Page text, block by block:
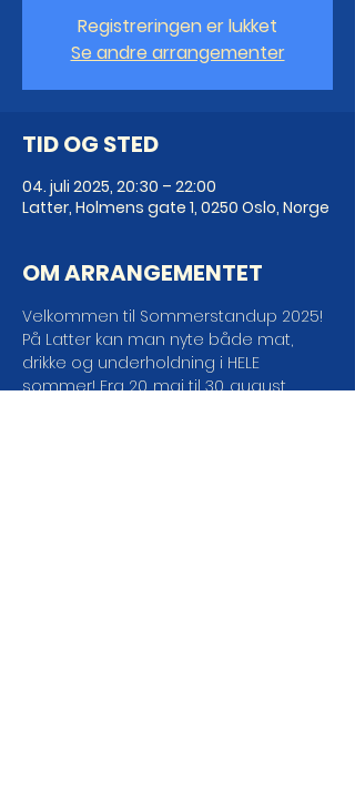
Registreringen er lukket
Se andre arrangementer
TID OG STED
04. juli 2025, 20:30 – 22:00
Latter, Holmens gate 1, 0250 Oslo, Norge
OM ARRANGEMENTET
Velkommen til Sommerstandup 2025!
På Latter kan man nyte både mat,
drikke og underholdning i HELE
sommer! Fra 20. mai til 30. august